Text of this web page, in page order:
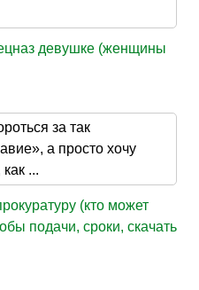
девушке (женщины
за так
а просто хочу
...
(кто может
подачи, сроки, скачать